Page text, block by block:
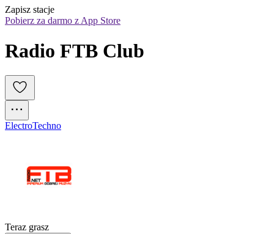
Zapisz stacje
Pobierz za darmo z App Store
ElectroTechno
Teraz grasz